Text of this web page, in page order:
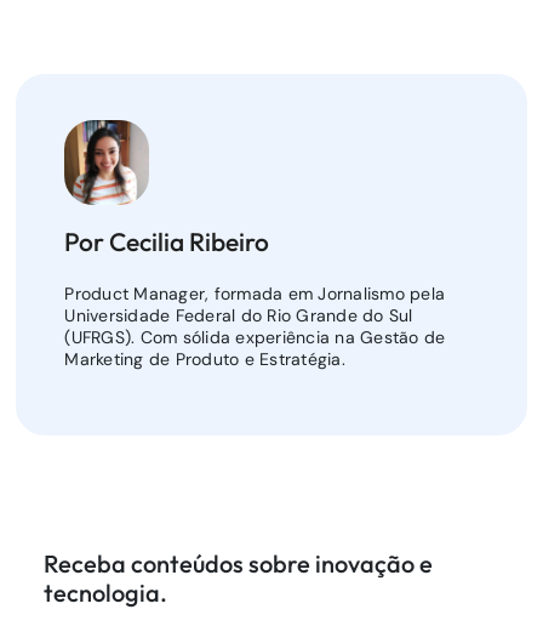
Por Cecilia Ribeiro
Product Manager, formada em Jornalismo pela
Universidade Federal do Rio Grande do Sul
(UFRGS). Com sólida experiência na Gestão de
Marketing de Produto e Estratégia.
Receba conteúdos sobre inovação e
tecnologia.